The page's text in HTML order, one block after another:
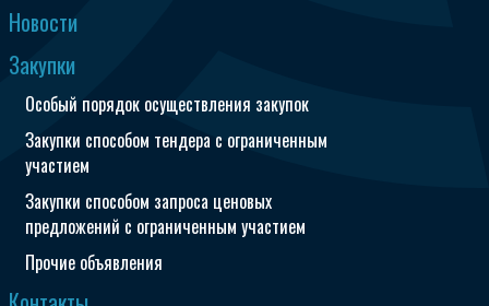
Новости
Закупки
Особый порядок осуществления закупок
Закупки способом тендера с ограниченным
участием
Закупки способом запроса ценовых
предложений с ограниченным участием
Прочие объявления